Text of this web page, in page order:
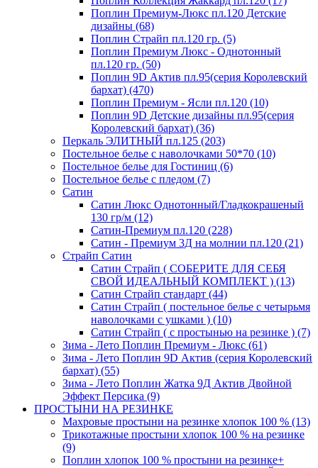
Поплин Премиум-Люкс пл.120 Детские
дизайны (68)
Поплин Страйп пл.120 гр. (5)
Поплин Премиум Люкс - Однотонный
пл.120 гр. (50)
Поплин 9D Актив пл.95(серия Королевский
бархат) (470)
Поплин Премиум - Ясли пл.120 (10)
Поплин 9D Детские дизайны пл.95(серия
Королевский бархат) (36)
Перкаль ЭЛИТНЫЙ пл.125 (203)
Постельное белье с наволочками 50*70 (10)
Постельное белье для Гостиниц (6)
Постельное белье с пледом (7)
Сатин
Сатин Люкс Однотонный/Гладкокрашеный
130 гр/м (12)
Сатин-Премиум пл.120 (228)
Сатин - Премиум 3Д на молнии пл.120 (21)
Страйп Сатин
Сатин Страйп ( СОБЕРИТЕ ДЛЯ СЕБЯ
СВОЙ ИДЕАЛЬНЫЙ КОМПЛЕКТ ) (13)
Сатин Страйп стандарт (44)
Сатин Страйп ( постельное белье с четырьмя
наволочками с ушками ) (10)
Сатин Страйп ( с простынью на резинке ) (7)
Зима - Лето Поплин Премиум - Люкс (61)
Зима - Лето Поплин 9D Актив (серия Королевский
бархат) (55)
Зима - Лето Поплин Жатка 9Д Актив Двойной
Эффект Персика (9)
ПРОСТЫНИ НА РЕЗИНКЕ
Махровые простыни на резинке хлопок 100 % (13)
Трикотажные простыни хлопок 100 % на резинке
(9)
Поплин хлопок 100 % простыни на резинке+